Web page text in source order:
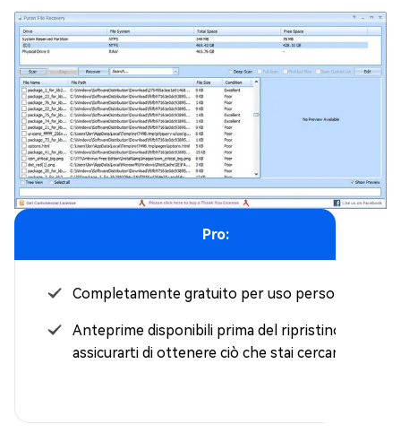
Pro:
Completamente gratuito per uso personale.
Anteprime disponibili prima del ripristino, per
assicurarti di ottenere ciò che stai cercando.